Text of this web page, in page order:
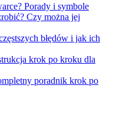
Porady i symbole
Czy można jej
błędów i jak ich
krok po kroku dla
poradnik krok po